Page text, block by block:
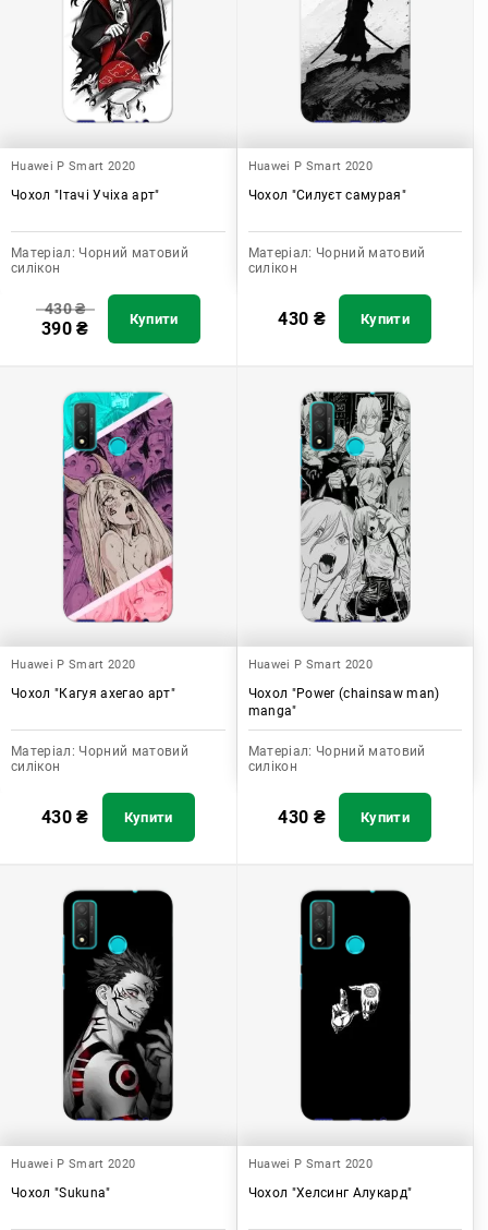
Huawei P Smart 2020
Чохол "Ітачі Учіха арт"
Матеріал: Чорний матовий
силікон
430₴
390₴ Купити
Huawei P Smart 2020
Чохол "Силуєт самурая"
Матеріал: Чорний матовий
силікон
430 ₴ Купити
Huawei P Smart 2020
Чохол "Кагуя ахегао арт"
Матеріал: Чорний матовий
силікон
430₴ Купити
Huawei P Smart 2020
Чохол "Power (chainsaw man)
manga"
Матеріал: Чорний матовий
силікон
430 ₴ Купити
Huawei P Smart 2020
Чохол "Sukuna"
Huawei P Smart 2020
Чохол "Хелсинг Алукард"